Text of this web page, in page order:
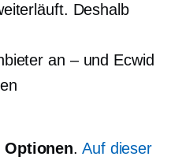
Deshalb
an – und Ecwid
Optionen.Auf dieser